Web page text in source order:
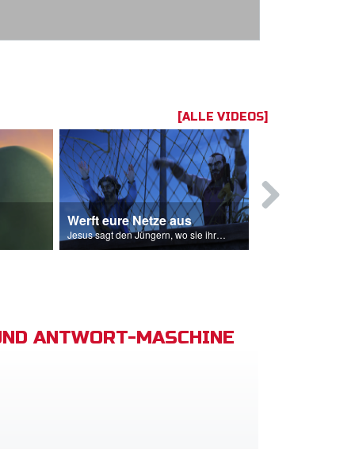
[ALLE VIDEOS]
Werft eure Netze aus
Jesus sagt den Jüngern, wo sie ihre Netze auswerfen sollen.
ANTWORT-MASCHINE